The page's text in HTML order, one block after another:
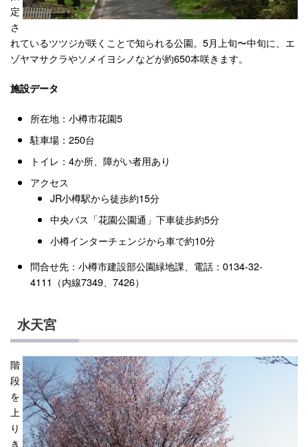
定
さ
れているツツジが咲くことで知られる公園。5月上旬〜中旬に、エ
ゾヤマサクラやソメイヨシノなどが約650本咲きます。
施設データ
所在地：小樽市花園5
駐車場：250台
トイレ：4か所、障がい者用あり
アクセス
JR小樽駅から徒歩約15分
中央バス「花園公園通」下車徒歩約5分
小樽インターチェンジから車で約10分
問合せ先：小樽市建設部公園緑地課、電話：0134-32-
4111（内線7349、7426）
水天宮
階
段
を
上
り
き